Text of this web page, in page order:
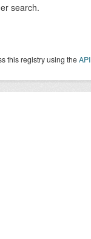
search.
this registry using theAPI